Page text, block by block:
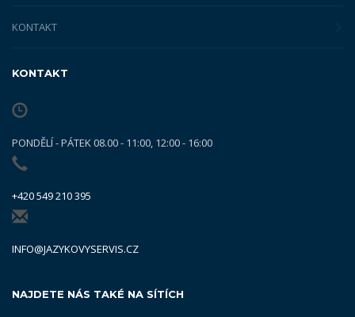
KONTAKT
KONTAKT
PONDĚLÍ - PÁTEK 08.00 - 11:00, 12:00 - 16:00
+420 549 210 395
INFO@JAZYKOVYSERVIS.CZ
NAJDETE NÁS TAKÉ NA SÍTÍCH